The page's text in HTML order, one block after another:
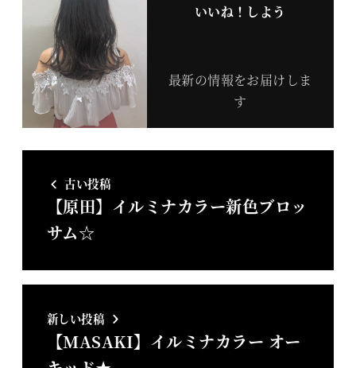
いいね！しよう
最新の情報をお届けしま
す
古い投稿
【原田】イルミナカラー新色ブロッ
サム☆
新しい投稿
【MASAKI】イルミナカラー オー